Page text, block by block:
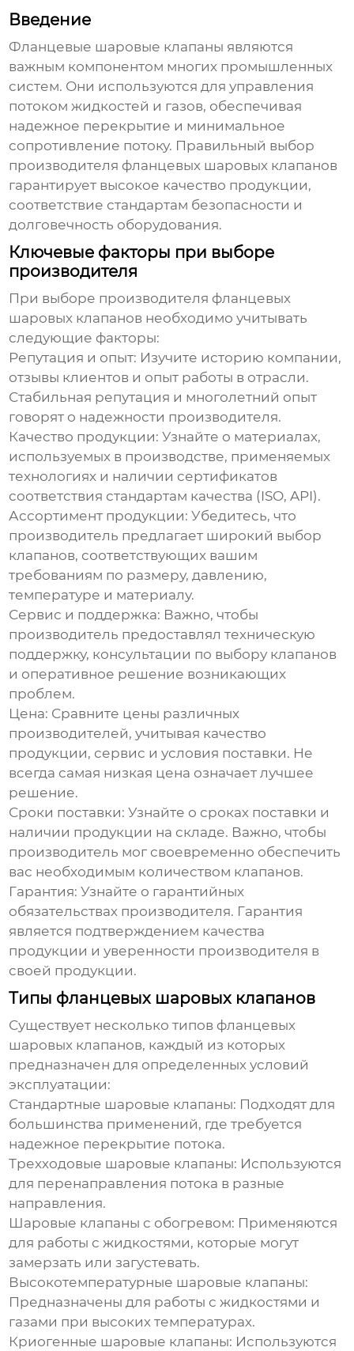
Введение
Фланцевые шаровые клапаны являются
важным компонентом многих промышленных
систем. Они используются для управления
потоком жидкостей и газов, обеспечивая
надежное перекрытие и минимальное
сопротивление потоку. Правильный выбор
производителя фланцевых шаровых клапанов
гарантирует высокое качество продукции,
соответствие стандартам безопасности и
долговечность оборудования.
Ключевые факторы при выборе
производителя
При выборе производителя фланцевых
шаровых клапанов необходимо учитывать
следующие факторы:
Репутация и опыт: Изучите историю компании,
отзывы клиентов и опыт работы в отрасли.
Стабильная репутация и многолетний опыт
говорят о надежности производителя.
Качество продукции: Узнайте о материалах,
используемых в производстве, применяемых
технологиях и наличии сертификатов
соответствия стандартам качества (ISO, API).
Ассортимент продукции: Убедитесь, что
производитель предлагает широкий выбор
клапанов, соответствующих вашим
требованиям по размеру, давлению,
температуре и материалу.
Сервис и поддержка: Важно, чтобы
производитель предоставлял техническую
поддержку, консультации по выбору клапанов
и оперативное решение возникающих
проблем.
Цена: Сравните цены различных
производителей, учитывая качество
продукции, сервис и условия поставки. Не
всегда самая низкая цена означает лучшее
решение.
Сроки поставки: Узнайте о сроках поставки и
наличии продукции на складе. Важно, чтобы
производитель мог своевременно обеспечить
вас необходимым количеством клапанов.
Гарантия: Узнайте о гарантийных
обязательствах производителя. Гарантия
является подтверждением качества
продукции и уверенности производителя в
своей продукции.
Типы фланцевых шаровых клапанов
Существует несколько типов фланцевых
шаровых клапанов, каждый из которых
предназначен для определенных условий
эксплуатации:
Стандартные шаровые клапаны: Подходят для
большинства применений, где требуется
надежное перекрытие потока.
Трехходовые шаровые клапаны: Используются
для перенаправления потока в разные
направления.
Шаровые клапаны с обогревом: Применяются
для работы с жидкостями, которые могут
замерзать или загустевать.
Высокотемпературные шаровые клапаны:
Предназначены для работы с жидкостями и
газами при высоких температурах.
Криогенные шаровые клапаны: Используются